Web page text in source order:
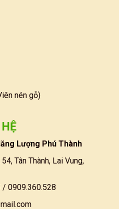
nén gỗ)
Lượng Phú Thành
Tân Thành, Lai Vung,
/ 0909.360.528